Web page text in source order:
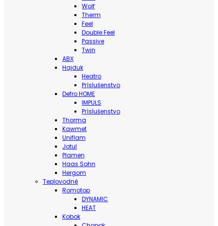
Wolf
Therm
Feel
Double Feel
Passive
Twin
ABX
Hajduk
Heatro
Príslušenstvo
Defro HOME
IMPULS
Príslušenstvo
Thorma
Kawmet
Uniflam
Jotul
Plamen
Haas Sohn
Hergom
Teplovodné
Romotop
DYNAMIC
HEAT
Kobok